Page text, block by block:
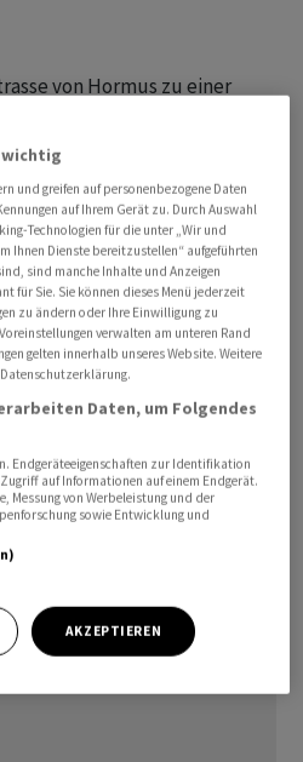
von Hormus zu einer
publizierten
der Eurozone. «Das sieht
die VP Bank in einem
geht es nicht nur um
auch um physische
sich in einer deutlichen
nieder».
zeitnah beendet würde,
länger auswirken,
und greifen auf personenbezogene Daten
auf Ihrem Gerät zu. Durch Auswahl
Technologien für die unter „Wir und
Ihnen Dienste bereitzustellen“ aufgeführten
sind manche Inhalte und Anzeigen
für Sie. Sie können dieses Menü jederzeit
zu ändern oder Ihre Einwilligung zu
verwalten am unteren Rand
gelten innerhalb unseres Website. Weitere
Daten, um Folgendes
Endgeräteeigenschaften zur Identifikation
auf Informationen auf einem Endgerät.
Messung von Werbeleistung und der
sowie Entwicklung und
AKZEPTIEREN